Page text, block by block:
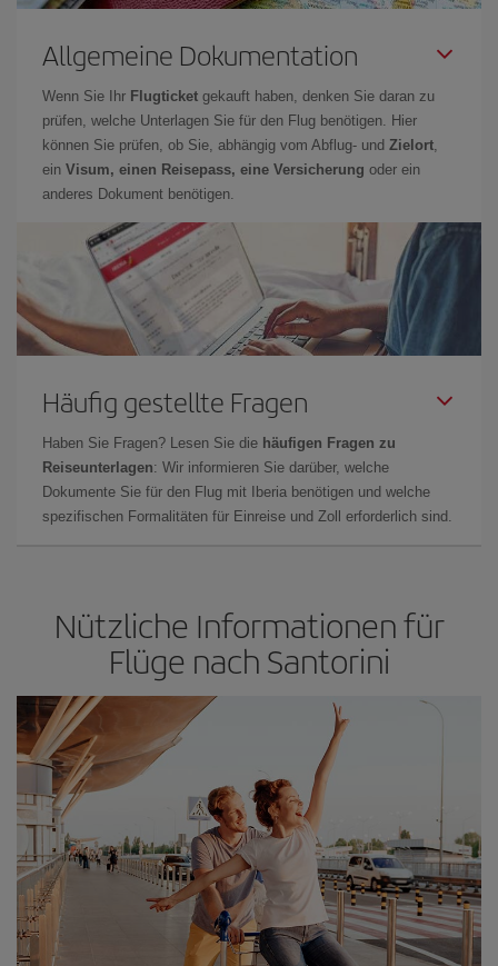
Allgemeine Dokumentation
Wenn Sie Ihr Flugticket gekauft haben, denken Sie daran zu
prüfen, welche Unterlagen Sie für den Flug benötigen. Hier
können Sie prüfen, ob Sie, abhängig vom Abflug- und Zielort,
ein Visum, einen Reisepass, eine Versicherung oder ein
anderes Dokument benötigen.
Häufig gestellte Fragen
Haben Sie Fragen? Lesen Sie die häufigen Fragen zu
Reiseunterlagen: Wir informieren Sie darüber, welche
Dokumente Sie für den Flug mit Iberia benötigen und welche
spezifischen Formalitäten für Einreise und Zoll erforderlich sind.
Nützliche Informationen für
Flüge nach Santorini